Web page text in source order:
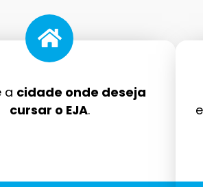
a cidade onde deseja
cursar o EJA.